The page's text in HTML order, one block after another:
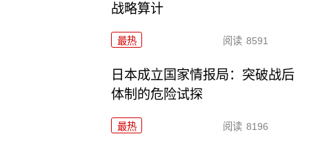
战略算计
最热 阅读 8591
日本成立国家情报局：突破战后
体制的危险试探
最热 阅读 8196